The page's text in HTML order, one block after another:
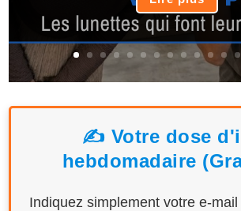
✍️ Votre dose
hebdomadaire
Indiquez simplement votre e-